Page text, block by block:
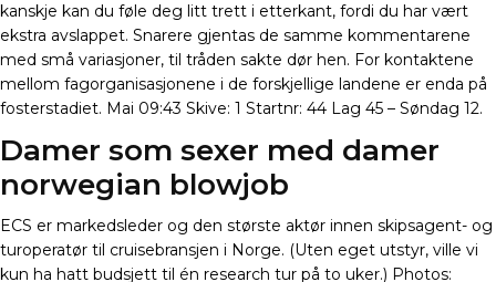
kanskje kan du føle deg litt trett i etterkant, fordi du har vært
ekstra avslappet. Snarere gjentas de samme kommentarene
med små variasjoner, til tråden sakte dør hen. For kontaktene
mellom fagorganisasjonene i de forskjellige landene er enda på
fosterstadiet. Mai 09:43 Skive: 1 Startnr: 44 Lag 45 – Søndag 12.
Damer som sexer med damer
norwegian blowjob
ECS er markedsleder og den største aktør innen skipsagent- og
turoperatør til cruisebransjen i Norge. (Uten eget utstyr, ville vi
kun ha hatt budsjett til én research tur på to uker.) Photos: